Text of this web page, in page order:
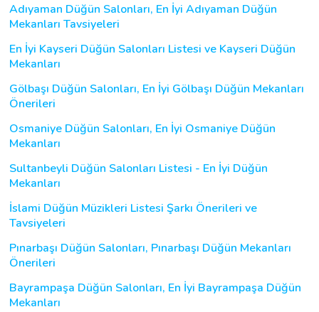
Adıyaman Düğün Salonları, En İyi Adıyaman Düğün
Mekanları Tavsiyeleri
En İyi Kayseri Düğün Salonları Listesi ve Kayseri Düğün
Mekanları
Gölbaşı Düğün Salonları, En İyi Gölbaşı Düğün Mekanları
Önerileri
Osmaniye Düğün Salonları, En İyi Osmaniye Düğün
Mekanları
Sultanbeyli Düğün Salonları Listesi - En İyi Düğün
Mekanları
İslami Düğün Müzikleri Listesi Şarkı Önerileri ve
Tavsiyeleri
Pınarbaşı Düğün Salonları, Pınarbaşı Düğün Mekanları
Önerileri
Bayrampaşa Düğün Salonları, En İyi Bayrampaşa Düğün
Mekanları